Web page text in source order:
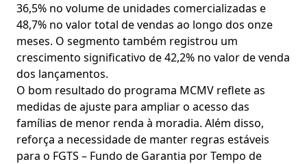
36,5% no volume de unidades comercializadas e
48,7% no valor total de vendas ao longo dos onze
meses. O segmento também registrou um
crescimento significativo de 42,2% no valor de venda
dos lançamentos.
O bom resultado do programa MCMV reflete as
medidas de ajuste para ampliar o acesso das
famílias de menor renda à moradia. Além disso,
reforça a necessidade de manter regras estáveis
para o FGTS – Fundo de Garantia por Tempo de